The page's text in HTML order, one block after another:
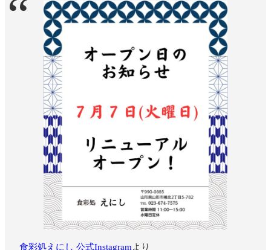
食彩処えにし 公式Instagramより